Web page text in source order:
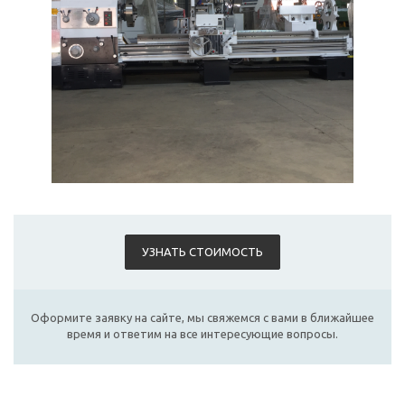
УЗНАТЬ СТОИМОСТЬ
Оформите заявку на сайте, мы свяжемся с вами в ближайшее
время и ответим на все интересующие вопросы.